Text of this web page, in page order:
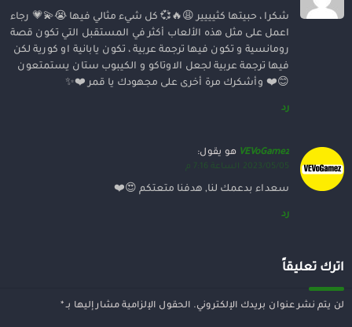
شكرا ، حبيتها كثيييير 😩🔥💞 كل شيء مثالي فيها 😭💫💗 رجاء
اعمل على مثل هذه الألعاب أكثر في المستقبل التي تكون قصة
رومانسية و تكون فيها ترجمة عربية ، تكون يابانية او كورية لكن
فيها ترجمة عربية لجعل الاوتاكو و الكيبوب ستان يستمتعون
😊❤️ وأشكرك مرة أخرى على مجهودك يا قمر ❤️✨
رد
VEVoGamez هو يقول:
2023/05/05 الساعة 7:16 م
سعداء بدعمك لنا, هدفنا متعتكم ️😍❤️
رد
اترك تعليقاً
لن يتم نشر عنوان بريدك الإلكتروني. الحقول الإلزامية مشار إليها بـ*